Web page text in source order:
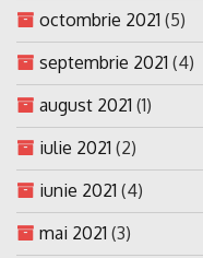
octombrie 2021 (5)
septembrie 2021 (4)
august 2021 (1)
iulie 2021 (2)
iunie 2021 (4)
mai 2021 (3)